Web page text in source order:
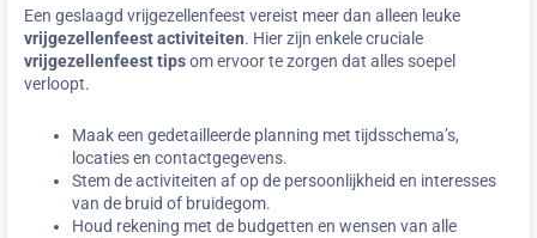
Een geslaagd vrijgezellenfeest vereist meer dan alleen leuke
vrijgezellenfeest activiteiten. Hier zijn enkele cruciale
vrijgezellenfeest tipsom ervoor te zorgen dat alles soepel
verloopt.
Maak een gedetailleerde planning met tijdsschema’s,
locaties en contactgegevens.
Stem de activiteiten af op de persoonlijkheid en interesses
van de bruid of bruidegom.
Houd rekening met de budgetten en wensen van alle